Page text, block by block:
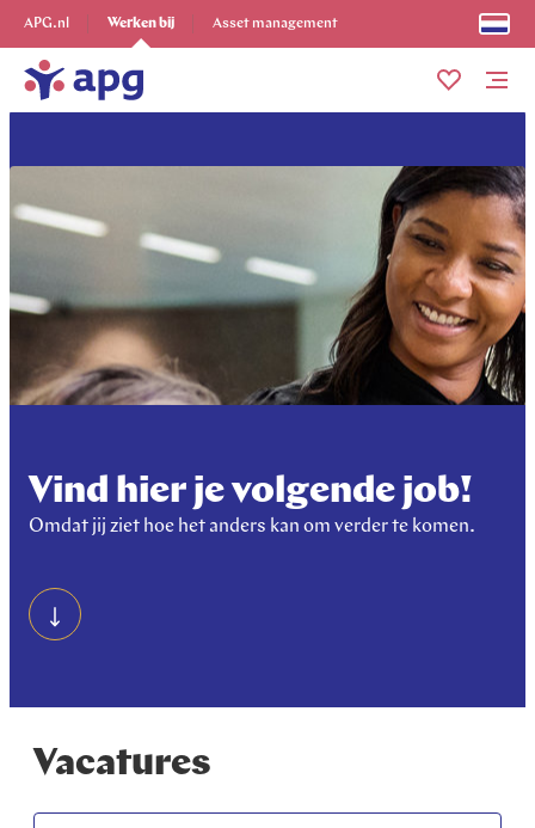
APG.nl Werken bij Asset management
Ontdek alles
Vind hier je volgende job!
Omdat jij ziet hoe het anders kan om verder te komen.
Vacatures